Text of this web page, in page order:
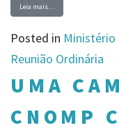
Leia mais…
Posted in Ministério
Reunião Ordinária
UMA
CNOMP